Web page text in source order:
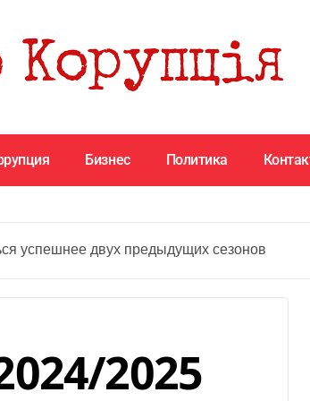
Бизнес Политика
успешнее двух предыдущих сезонов
2025